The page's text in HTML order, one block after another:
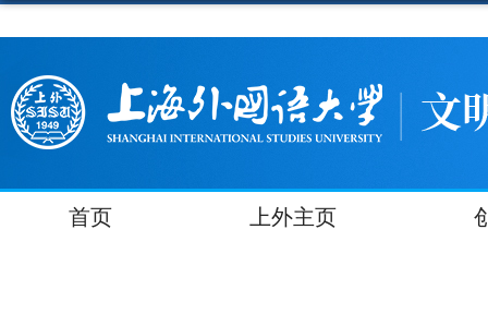
首页 上外主页